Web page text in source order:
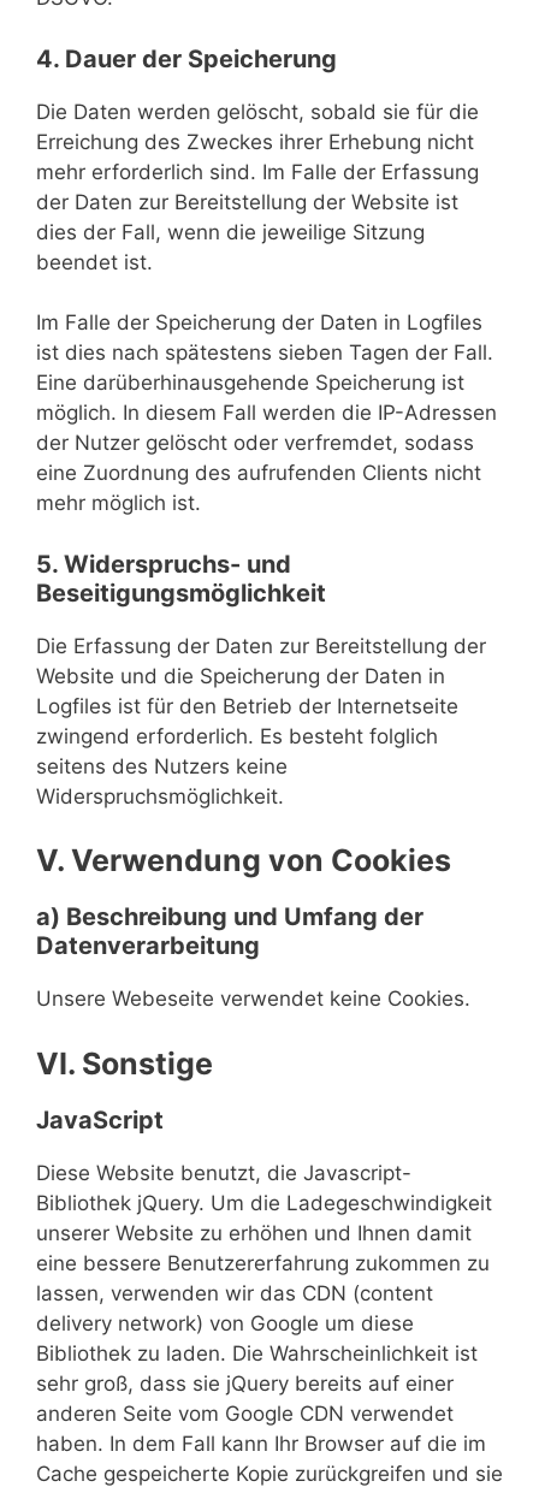
4. Dauer der Speicherung
Die Daten werden gelöscht, sobald sie für die
Erreichung des Zweckes ihrer Erhebung nicht
mehr erforderlich sind. Im Falle der Erfassung
der Daten zur Bereitstellung der Website ist
dies der Fall, wenn die jeweilige Sitzung
beendet ist.
Im Falle der Speicherung der Daten in Logfiles
ist dies nach spätestens sieben Tagen der Fall.
Eine darüberhinausgehende Speicherung ist
möglich. In diesem Fall werden die IP-Adressen
der Nutzer gelöscht oder verfremdet, sodass
eine Zuordnung des aufrufenden Clients nicht
mehr möglich ist.
5. Widerspruchs- und
Beseitigungsmöglichkeit
Die Erfassung der Daten zur Bereitstellung der
Website und die Speicherung der Daten in
Logfiles ist für den Betrieb der Internetseite
zwingend erforderlich. Es besteht folglich
seitens des Nutzers keine
Widerspruchsmöglichkeit.
V. Verwendung von Cookies
a) Beschreibung und Umfang der
Datenverarbeitung
Unsere Webeseite verwendet keine Cookies.
VI. Sonstige
JavaScript
Diese Website benutzt, die Javascript-
Bibliothek jQuery. Um die Ladegeschwindigkeit
unserer Website zu erhöhen und Ihnen damit
eine bessere Benutzererfahrung zukommen zu
lassen, verwenden wir das CDN (content
delivery network) von Google um diese
Bibliothek zu laden. Die Wahrscheinlichkeit ist
sehr groß, dass sie jQuery bereits auf einer
anderen Seite vom Google CDN verwendet
haben. In dem Fall kann Ihr Browser auf die im
Cache gespeicherte Kopie zurückgreifen und sie